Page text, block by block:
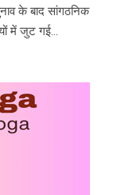
के बाद सांगठनिक
में जुट गई...